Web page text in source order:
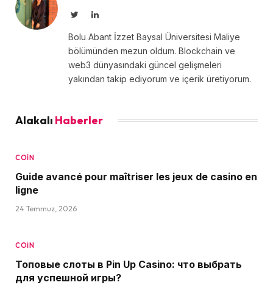
TwitterLinkedIn
Bolu Abant İzzet Baysal Üniversitesi Maliye
bölümünden mezun oldum. Blockchain ve
web3 dünyasındaki güncel gelişmeleri
yakından takip ediyorum ve içerik üretiyorum.
Alakalı Haberler
COIN
Guide avancé pour maîtriser les jeux de casino en
ligne
24 Temmuz, 2026
COIN
Топовые слоты в Pin Up Casino: что выбрать
для успешной игры?